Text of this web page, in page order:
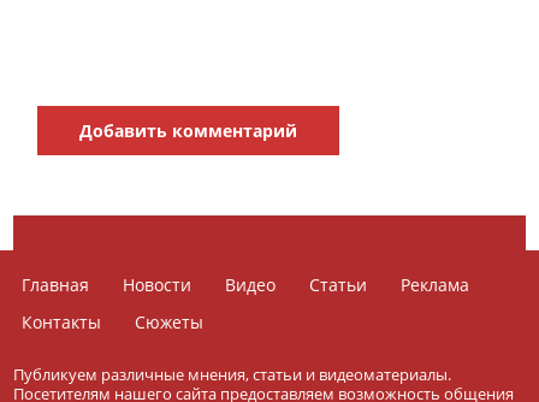
Добавить комментарий
Главная Новости Видео Статьи
Реклама
Контакты
Сюжеты
Публикуем различные мнения, статьи и видеоматериалы.
Посетителям нашего сайта предоставляем возможность общения